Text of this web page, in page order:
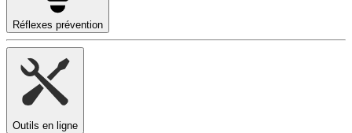
Réflexes prévention
Outils en ligne